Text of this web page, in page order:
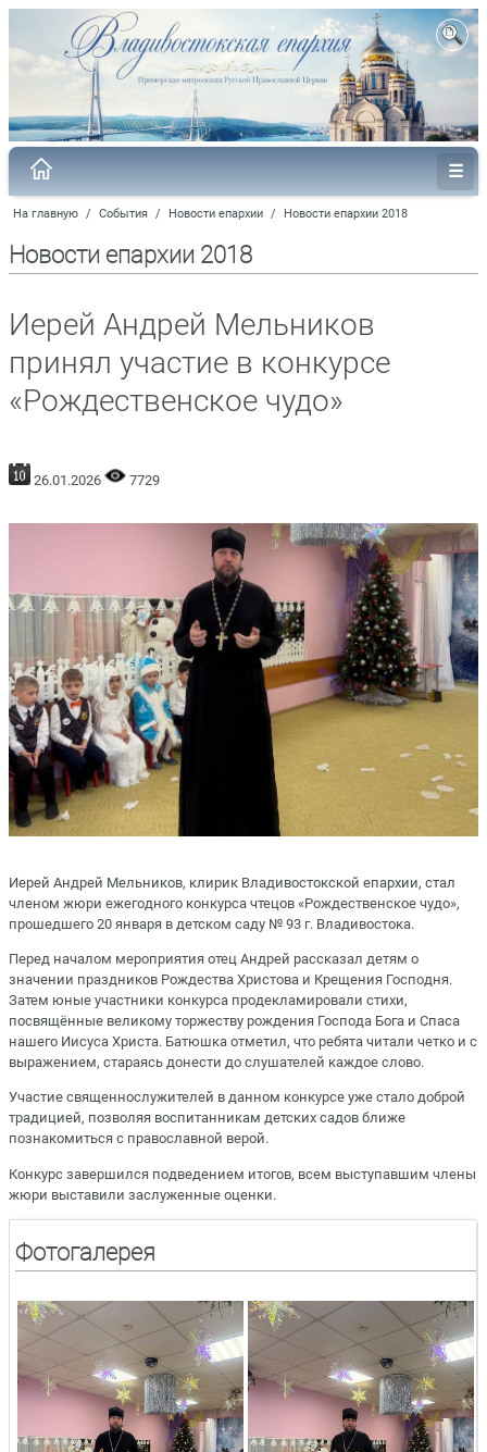
На главную / События / Новости епархии / Новости епархии 2018
Новости епархии 2018
Иерей Андрей Мельников
принял участие в конкурсе
«Рождественское чудо»
26.01.2026 7729
Иерей Андрей Мельников, клирик Владивостокской епархии, стал
членом жюри ежегодного конкурса чтецов «Рождественское чудо»,
прошедшего 20 января в детском саду № 93 г. Владивостока.
Перед началом мероприятия отец Андрей рассказал детям о
значении праздников Рождества Христова и Крещения Господня.
Затем юные участники конкурса продекламировали стихи,
посвящённые великому торжеству рождения Господа Бога и Спаса
нашего Иисуса Христа. Батюшка отметил, что ребята читали четко и с
выражением, стараясь донести до слушателей каждое слово.
Участие священнослужителей в данном конкурсе уже стало доброй
традицией, позволяя воспитанникам детских садов ближе
познакомиться с православной верой.
Конкурс завершился подведением итогов, всем выступавшим члены
жюри выставили заслуженные оценки.
Фотогалерея